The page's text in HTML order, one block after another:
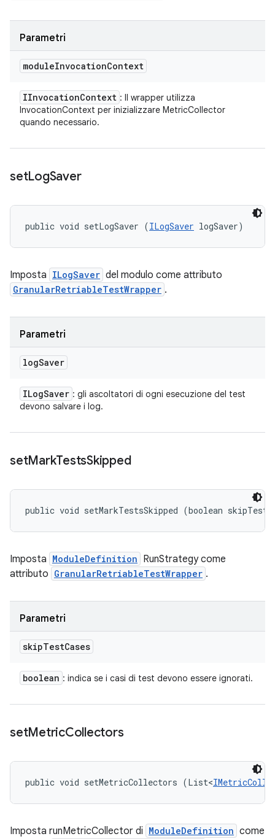
Parametri
moduleInvocationContext
IInvocationContext : Il wrapper utilizza
InvocationContext per inizializzare MetricCollector
quando necessario.
setLogSaver
public void setLogSaver (ILogSaver logSaver)
Imposta ILogSaver del modulo come attributo
GranularRetriableTestWrapper .
Parametri
logSaver
ILogSaver : gli ascoltatori di ogni esecuzione del test
devono salvare i log.
setMarkTestsSkipped
public void setMarkTestsSkipped (boolean
Imposta ModuleDefinition RunStrategy come
attributo GranularRetriableTestWrapper .
Parametri
skipTestCases
boolean : indica se i casi di test devono essere ignorati.
setMetricCollectors
public void setMetricCollectors (List<
Imposta runMetricCollector di ModuleDefinition come